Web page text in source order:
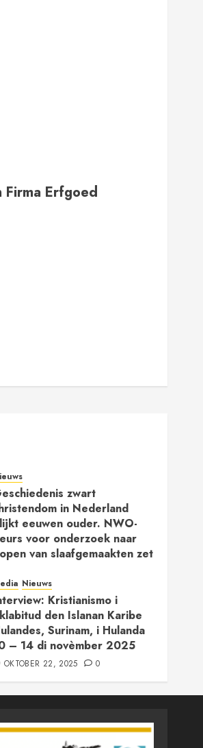
Firma Erfgoed
zwart
in Nederland
eeuwen ouder. NWO-
voor onderzoek naar
van slaafgemaakten zet
kaart
JANUARI 30, 2026 0
Nieuws
Kristianismo i
den Islanan Karibe
Surinam, i Hulanda
– 14 di novèmber 2025
OKTOBER 22, 2025 0